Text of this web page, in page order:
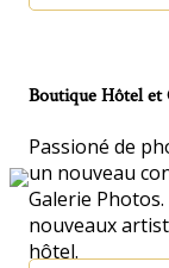
Boutique Hôtel
Passioné de
un nouveau
Galerie
nouveaux
hôtel.